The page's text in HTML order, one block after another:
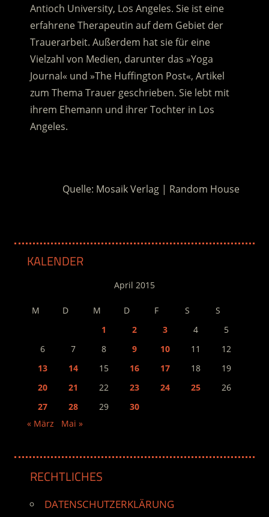
Antioch University, Los Angeles. Sie ist eine
erfahrene Therapeutin auf dem Gebiet der
Trauerarbeit. Außerdem hat sie für eine
Vielzahl von Medien, darunter das »Yoga
Journal« und »The Huffington Post«, Artikel
zum Thema Trauer geschrieben. Sie lebt mit
ihrem Ehemann und ihrer Tochter in Los
Angeles.
Quelle: Mosaik Verlag | Random House
KALENDER
April 2015
M D M D F S
S
1
2 3 4
5
6
7 8 9 10 11
12
13
14 15 16 17 18
19
20
21 22 23 24 25
26
27
28 29
30
« März
Mai »
RECHTLICHES
DATENSCHUTZERKLÄRUNG